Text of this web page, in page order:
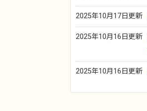
2025年10月17日更新
2025年10月16日更新
2025年10月16日更新